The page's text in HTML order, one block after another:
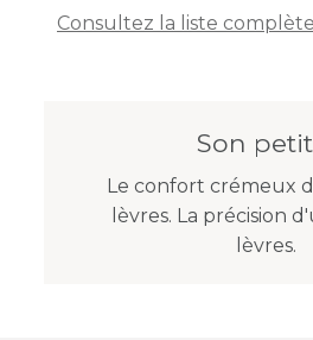
Consultez la liste
Son
Le confort crémeux
lèvres. La précision
lèvres.